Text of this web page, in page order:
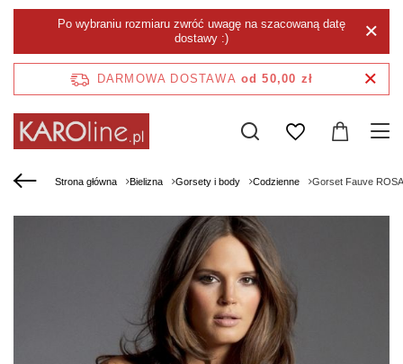
Po wybraniu rozmiaru zwróć uwagę na szacowaną datę
dostawy :)
DARMOWA DOSTAWA od 50,00 zł
Strona główna Bielizna Gorsety i body Codzienne Gorset Fauve